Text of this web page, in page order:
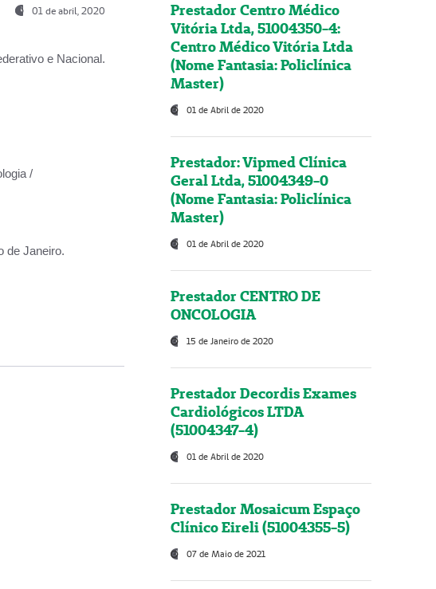
01 de abril, 2020
e Nacional.
/
de Janeiro.
Prestador Centro Médico
Vitória Ltda, 51004350-4:
Centro Médico Vitória Ltda
(Nome Fantasia: Policlínica
Master)
01 de Abril de 2020
Prestador: Vipmed Clínica
Geral Ltda, 51004349-0
(Nome Fantasia: Policlínica
Master)
01 de Abril de 2020
Prestador CENTRO DE
ONCOLOGIA
15 de Janeiro de 2020
Prestador Decordis Exames
Cardiológicos LTDA
(51004347-4)
01 de Abril de 2020
Prestador Mosaicum Espaço
Clínico Eireli (51004355-5)
07 de Maio de 2021